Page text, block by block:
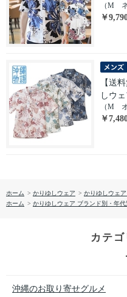
（M
￥
【送
しウ
（M
￥
ホーム > かりゆしウェア > かりゆしウェア
ホーム > かりゆしウェア ブランド別・年代
カテ
沖縄のお取り寄せグルメ